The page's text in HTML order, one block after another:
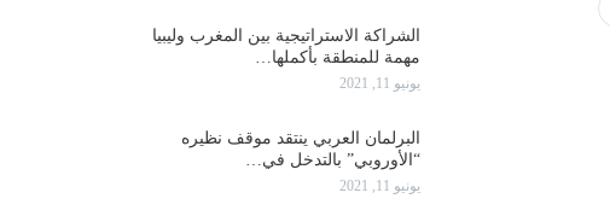
الشراكة الاستراتيجية بين المغرب وليبيا
مهمة للمنطقة بأكملها…
يونيو 11, 2021
البرلمان العربي ينتقد موقف نظيره
“الأوروبي” بالتدخل في…
يونيو 11, 2021